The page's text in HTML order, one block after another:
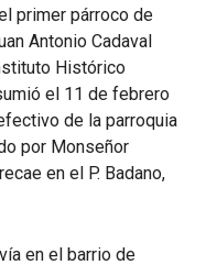
primer párroco de
Antonio Cadaval
Histórico
el 11 de febrero
de la parroquia
por Monseñor
en el P. Badano,
en el barrio de